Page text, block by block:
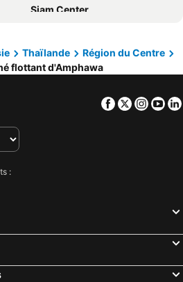
Thanicha Healthy Resort
Kalacanal resort
RoomQuest Amphawa Floating Market
Vanilla River Ratchaburi
Penguin Villa Resort & Bistro
Yunoya Riverside Villa
Siam Center
Central Pattaya
Lumphini-Park
Chao Phraya River and Bangkok Waterways Cruise including Wat Arun
Palais Royal
Thaïlande
Région du Centre
flottant d'Amphawa
Facebook
Twitter
: